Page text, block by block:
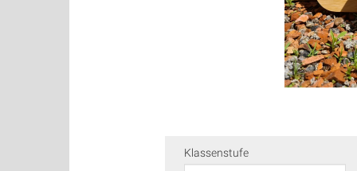
Klassenstufe